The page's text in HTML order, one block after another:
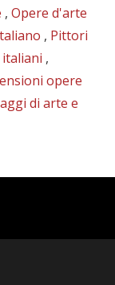
, Opere d'arte
, Pittori
,
opere
di arte e